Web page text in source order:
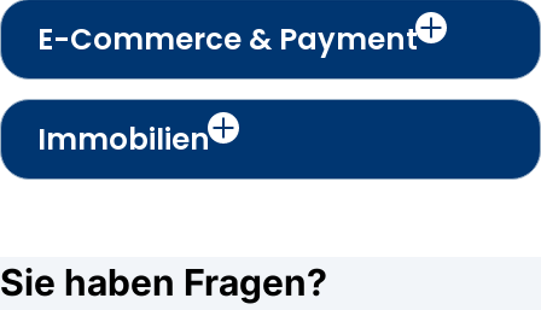
E-Commerce & Payment
Immobilien
Sie haben Fragen?